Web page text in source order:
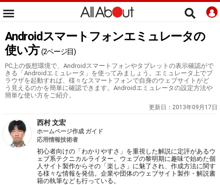
Androidスマートフォンエミュレータの
使い方 (2ページ目)
PC上の仮想環境で、Androidスマートフォンやタブレットの表示確認がで
きる「Androidエミュレータ」を使ってみましょう。エミュレータ上でブ
ラウザを起動すれば、様々なスマートフォンで自身のウェブサイトがど
う見えるのかを簡単に確認できます。Androidエミュレータの設定方法や
簡単な使い方をご紹介。
更新日： 2013年09月17日
西村 文宏
ホームページ作成 ガイド
応用情報技術者
初心者向けの「わかりやすさ」を重視した解説に定評があるウ
ェブ系テクニカルライター。ウェブの黎明期に趣味で始めた個
人サイト製作からその「楽しさ」に魅了され、作成方法に関す
る様々な情報を発信。企業や団体のウェブサイト製作・解説書
籍の執筆なども行っている。